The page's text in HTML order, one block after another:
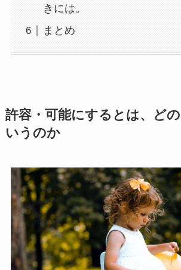
きには。
まとめ
許容・可能にするとは、ど
いうのか